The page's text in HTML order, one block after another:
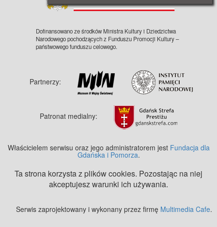
Dofinansowano ze środków Ministra Kultury i Dziedzictwa
Narodowego pochodzących z Funduszu Promocji Kultury –
państwowego funduszu celowego.
Partnerzy:
Patronat medialny:
Właścicielem serwisu oraz jego administratorem jest Fundacja dla
Gdańska i Pomorza.
Ta strona korzysta z plików cookies. Pozostając na niej
akceptujesz warunki ich używania.
Serwis zaprojektowany i wykonany przez firmę Multimedia Cafe.